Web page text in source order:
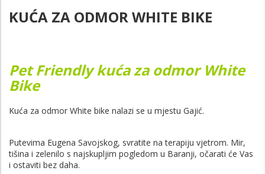
KUĆA ZA ODMOR WHITE BIKE
Pet Friendly kuća za odmor White
Bike
Kuća za odmor White bike nalazi se u mjestu Gajić.
Putevima Eugena Savojskog, svratite na terapiju vjetrom. Mir,
tišina i zelenilo s najskupljim pogledom u Baranji, očarati će Vas
i ostaviti bez daha.